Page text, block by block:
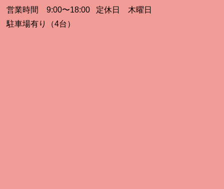
営業時間 9:00〜18:00 定休日 木曜日
駐車場有り（4台）